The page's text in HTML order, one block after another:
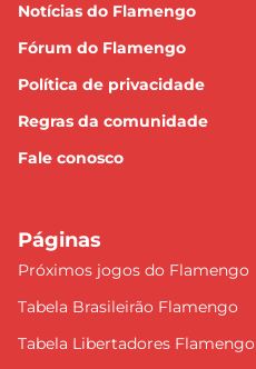
Notícias do Flamengo
Fórum do Flamengo
Política de privacidade
Regras da comunidade
Fale conosco
Páginas
Próximos jogos do Flamengo
Tabela Brasileirão Flamengo
Tabela Libertadores Flamengo